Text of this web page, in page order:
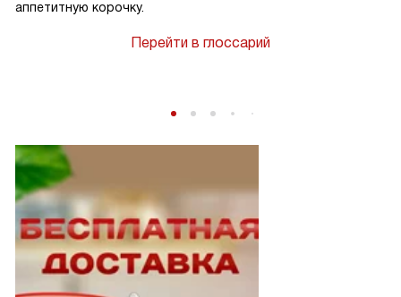
аппетитную корочку.
Перейти в глоссарий